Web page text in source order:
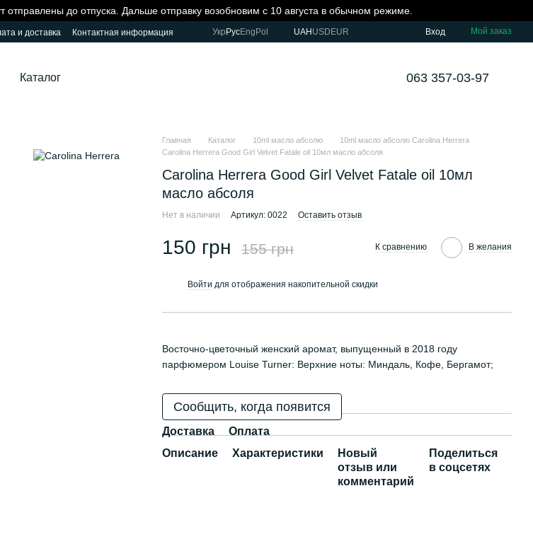
до отпуска. Дальше отправку возобновим с 10 августа в обычном режиме.
и доставка Контактная информация Укр РусEng Pol UAH USD EUR Вход Мой заказ
Каталог 063 357-03-97
Главная Каталог 10ml масло абсолю
10ml масло абсолю Carolina Herrera
Carolina Herrera Good Girl Velvet Fatale oil 10мл масло абсоля
Carolina Herrera Good Girl Velvet Fatale oil 10мл
масло абсоля
Нет в наличии Артикул: 0022 Оставить отзыв
150 грн 155 грн К сравнению В желания
Войти для отображения накопительной скидки
Восточно-цветочный женский аромат, выпущенный в 2018 году
парфюмером Louise Turner: Верхние ноты: Миндаль, Кофе, Бергамот;
Сообщить, когда появится
Доставка
Оплата
Описание
Характеристики
Новый
отзыв или
комментарий
Поделиться
в соцсетях